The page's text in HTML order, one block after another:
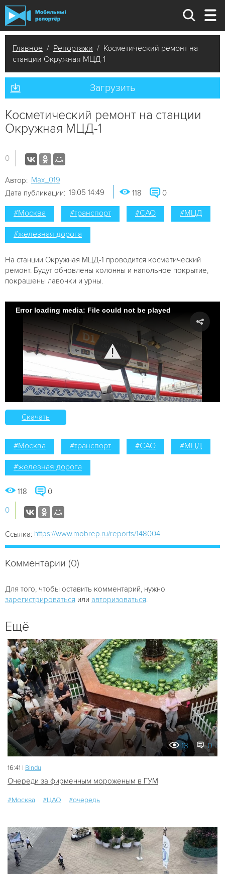
Главное / Репортажи / Косметический ремонт на
станции Окружная МЦД-1
Загрузить
Косметический ремонт на станции
Окружная МЦД-1
0
Автор: Мах_019
Дата публикации: 19.05 14:49 118 0
#Москва #транспорт #САО #МЦД
#железная дорога
На станции Окружная МЦД-1 проводится косметический
ремонт. Будут обновлены колонны и напольное покрытие,
покрашены лавочки и урны.
Error loading media: File could not be played
Скачать
#Москва #транспорт #САО #МЦД
#железная дорога
118 0
0
Ссылка: https://www.mobrep.ru/reports/148004
Комментарии (0)
Для того, чтобы оставить комментарий, нужно
зарегистрироваться или авторизоваться
Ещё
13 0
16:41 | Bindu
Очереди за фирменным мороженым в ГУМ
#Москва #ЦАО #очередь